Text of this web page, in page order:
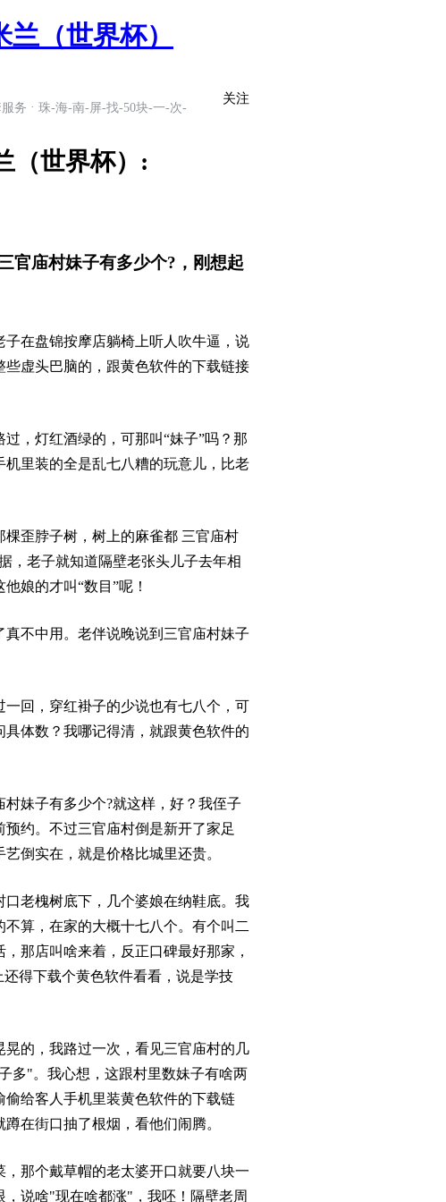
（世界杯）
务 · 珠-海-南-屏-找-50块-一-次-
关注
（世界杯）:
官庙村妹子有多少个?，刚想起
在盘锦按摩店躺椅上听人吹牛逼，说
虚头巴脑的，跟黄色软件的下载链接
，灯红酒绿的，可那叫“妹子”吗？那
里装的全是乱七八糟的玩意儿，比老
歪脖子树，树上的麻雀都 三官庙村
，老子就知道隔壁老张头儿子去年相
娘的才叫“数目”呢！
不中用。老伴说晚说到三官庙村妹子
回，穿红褂子的少说也有七八个，可
体数？我哪记得清，就跟黄色软件的
妹子有多少个?就这样，好？我侄子
预约。不过三官庙村倒是新开了家足
倒实在，就是价格比城里还贵。
老槐树底下，几个婆娘在纳鞋底。我
算，在家的大概十七八个。有个叫二
那店叫啥来着，反正口碑最好那家，
得下载个黄色软件看看，说是学技
的，我路过一次，看见三官庙村的几
多"。我心想，这跟村里数妹子有啥两
给客人手机里装黄色软件的下载链
在街口抽了根烟，看他们闹腾。
那个戴草帽的老太婆开口就要八块一
说啥"现在啥都涨"，我呸！隔壁老周